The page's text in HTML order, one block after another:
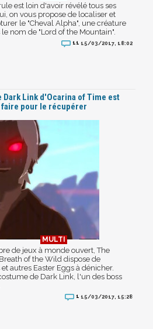
est loin d'avoir révélé tous ses
on vous propose de localiser et
le "Cheval Alpha", une créature
nom de "Lord of the Mountain".
11 15/03/2017, 18:02
Dark Link d'Ocarina of Time est
pour le récupérer
de jeux à monde ouvert, The
of the Wild dispose de
autres Easter Eggs à dénicher.
de Dark Link, l'un des boss
1 15/03/2017, 15:28